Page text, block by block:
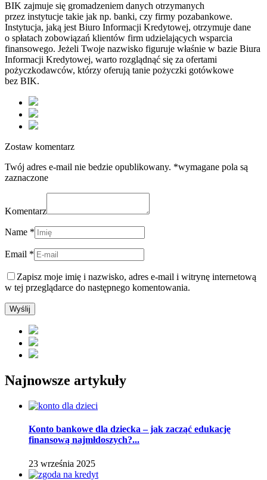
BIK zajmuje się gromadzeniem danych otrzymanych
przez instytucje takie jak np. banki, czy firmy pozabankowe.
Instytucja, jaką jest Biuro Informacji Kredytowej, otrzymuje dane
o spłatach zobowiązań klientów firm udzielających wsparcia
finansowego. Jeżeli Twoje nazwisko figuruje właśnie w bazie Biura
Informacji Kredytowej, warto rozglądnąć się za ofertami
pożyczkodawców, którzy oferują tanie pożyczki gotówkowe
bez BIK.
Zostaw komentarz
Twój adres e-mail nie bedzie opublikowany. *wymagane pola są
zaznaczone
Komentarz
Name *
Email *
Zapisz moje imię i nazwisko, adres e-mail i witrynę internetową
w tej przeglądarce do następnego komentowania.
Najnowsze artykuły
Konto bankowe dla dziecka – jak zacząć edukację
finansową najmłdoszych?...
23 września 2025